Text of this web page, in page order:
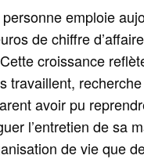
emploie
de chiffre
croissance
travaillent,
avoir pu
l’entretien de sa
de vie que